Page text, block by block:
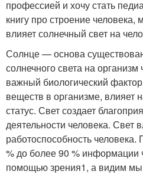
профессией и хочу стать
книгу про строение человека,
влияет солнечный свет на
Солнце — основа
солнечного света на
важный биологический
веществ в организме, влияет
статус. Свет создает
деятельности человека. Свет
работоспособность
% до более 90 % информации
помощью зрения1, а видим мы